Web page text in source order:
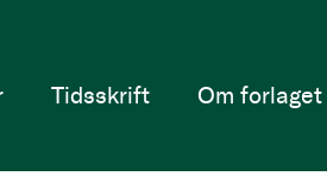
Tidsskrift Om forlaget